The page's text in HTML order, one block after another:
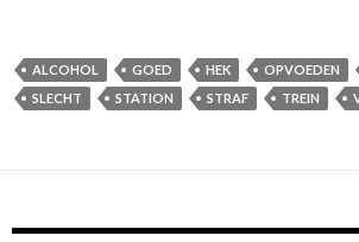
ALCOHOL GOED HEK OPVOEDEN
SLECHT
STATION STRAF TREIN